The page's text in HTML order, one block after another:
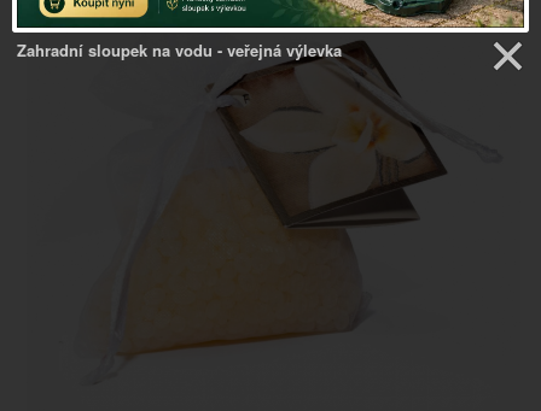
Zahradní sloupek na vodu - veřejná výlevka